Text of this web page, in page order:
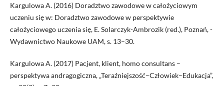
Kargulowa A. (2016) Doradztwo zawodowe w całożyciowym
uczeniu się w: Doradztwo zawodowe w perspektywie
całożyciowego uczenia się, E. Solarczyk-Ambrozik (red.), Poznań, ­
Wydawnictwo Naukowe UAM, s. 13–30.
Kargulowa A. (2017) Pacjent, klient, homo consultans –
perspektywa andragogiczna, „Teraźniej­szość–Człowiek–Edukacja”,